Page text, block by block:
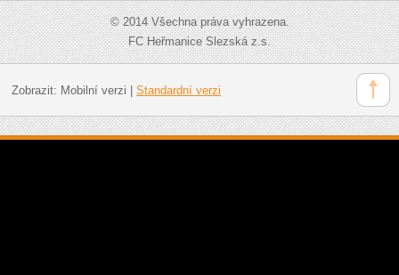
© 2014 Všechna práva vyhrazena.
FC Heřmanice Slezská z.s.
Zobrazit: Mobilní verzi Standardní verzi